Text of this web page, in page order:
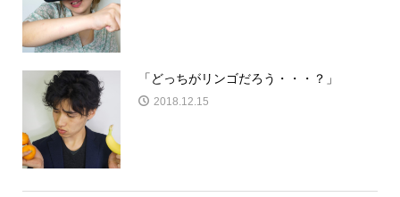
「どっちがリンゴだろう・・・？」
2018.12.15